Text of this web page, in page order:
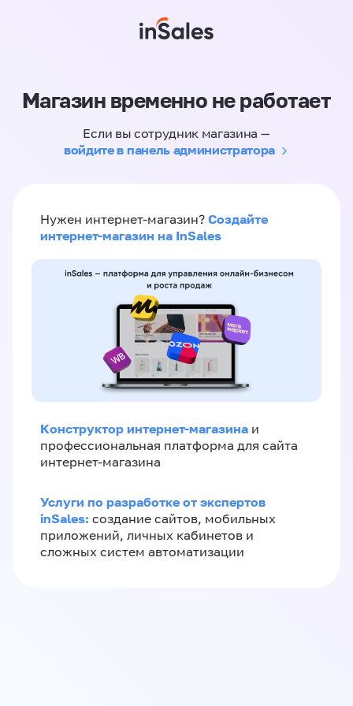
Магазин временно не работает
Если вы сотрудник магазина —
войдите в панель администратора
Нужен интернет-магазин? Создайте
интернет-магазин на InSales
Конструктор интернет-магазина и
профессиональная платформа для сайта
интернет-магазина
Услуги по разработке от экспертов
inSales: создание сайтов, мобильных
приложений, личных кабинетов и
сложных систем автоматизации